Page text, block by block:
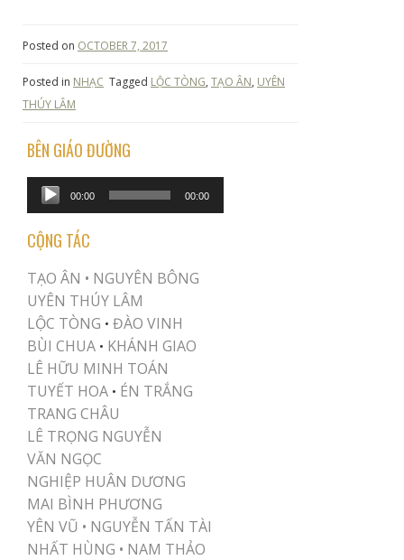
Posted on OCTOBER 7, 2017
Posted in NHẠC Tagged LỘC TÒNG, TẠO ÂN, UYÊN
THÚY LÂM
BÊN GIÁO ĐƯỜNG
Audio
Player
00:00 00:00
CỘNG TÁC
TẠO ÂN • NGUYÊN BÔNG
UYÊN THÚY LÂM
LỘC TÒNG • ĐÀO VINH
BÙI CHUA • KHÁNH GIAO
LÊ HỮU MINH TOÁN
TUYẾT HOA • ÉN TRẮNG
TRANG CHÂU
LÊ TRỌNG NGUYỄN
VĂN NGỌC
NGHIỆP HUÂN DƯƠNG
MAI BÌNH PHƯƠNG
YÊN VŨ • NGUYỄN TẤN TÀI
NHẤT HÙNG • NAM THẢO